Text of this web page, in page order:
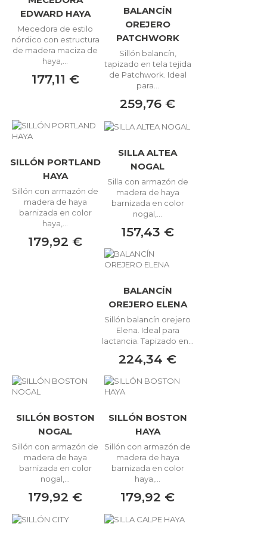
EDWARD HAYA
Mecedora de estilo
nórdico con estructura
de madera maciza de
haya,...
177,11 €
BALANCÍN
OREJERO
PATCHWORK
Sillón balancín,
tapizado en tela tejida
de Patchwork. Ideal
para...
259,76 €
SILLÓN PORTLAND
HAYA
Sillón con armazón de
madera de haya
barnizada en color
haya,...
179,92 €
SILLA ALTEA
NOGAL
Silla con armazón de
madera de haya
barnizada en color
nogal,...
157,43 €
BALANCÍN
OREJERO ELENA
Sillón balancín orejero
Elena. Ideal para
lactancia. Tapizado en...
224,34 €
SILLÓN BOSTON
NOGAL
Sillón con armazón de
madera de haya
barnizada en color
nogal,...
179,92 €
SILLÓN BOSTON
HAYA
Sillón con armazón de
madera de haya
barnizada en color
haya,...
179,92 €